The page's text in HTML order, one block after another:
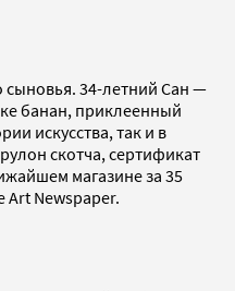
сыновья. 34-летний Сан —
банан, приклеенный
искусства, так и в
скотча, сертификат
магазине за 35
Art Newspaper.